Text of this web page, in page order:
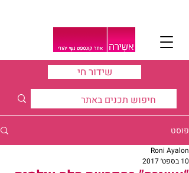
שידור חי
פוסט
Roni Ayalon
10 בספט׳ 2017